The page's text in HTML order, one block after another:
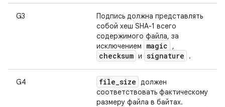
G3
Подпись должна представлять
собой хеш SHA-1 всего
содержимого файла, за
исключением
magic ,
checksum и signature .
G4 file_size должен
соответствовать фактическому
размеру файла в байтах.